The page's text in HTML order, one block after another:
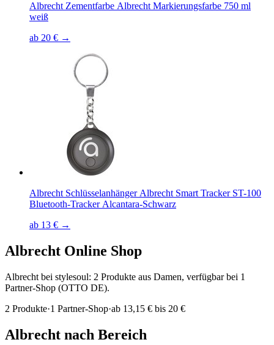
Albrecht Zementfarbe Albrecht Markierungsfarbe 750 ml
weiß
ab 20 € →
Albrecht Schlüsselanhänger Albrecht Smart Tracker ST-100
Bluetooth-Tracker Alcantara-Schwarz
ab 13 € →
Albrecht Online Shop
Albrecht bei stylesoul: 2 Produkte aus Damen, verfügbar bei 1
Partner-Shop (OTTO DE).
2 Produkte·1 Partner-Shop·ab 13,15 € bis 20 €
Albrecht nach Bereich